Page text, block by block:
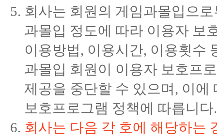
회사는 회원의 게임과몰입으
과몰입 정도에 따라 이용자 보
이용방법, 이용시간, 이용횟수
과몰입 회원이 이용자 보호프
제공을 중단할 수 있으며, 이에
보호프로그램 정책에 따릅니다.
회사는 다음 각 호에 해당하는